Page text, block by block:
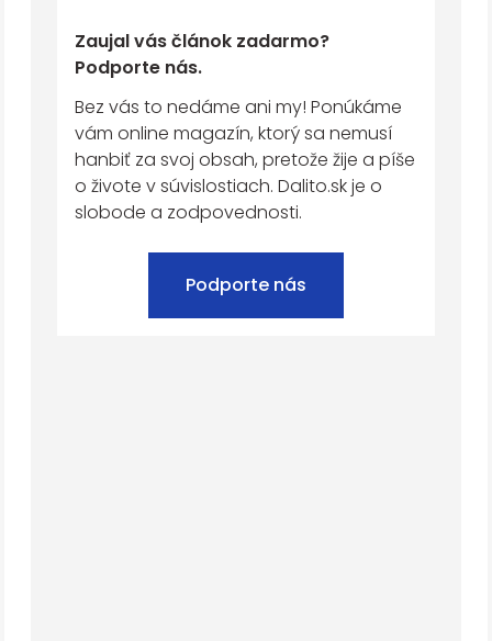
Zaujal vás článok zadarmo?
Podporte nás.
Bez vás to nedáme ani my! Ponúkáme
vám online magazín, ktorý sa nemusí
hanbiť za svoj obsah, pretože žije a píše
o živote v súvislostiach. Dalito.sk je o
slobode a zodpovednosti.
Podporte nás